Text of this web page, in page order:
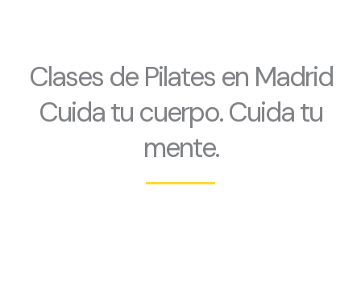
Clases de Pilates en Madrid
Cuida tu cuerpo. Cuida tu
mente.